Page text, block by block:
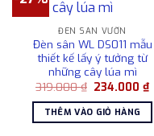
ĐÈN SÂN VƯỜN
Đèn sân WL DS011 mẫu
thiết kế lấy ý tưởng từ
những cây lúa mì
319.000₫ Giá
là:
319.000 ₫.
234.000₫
tại
THÊM VÀO GIỎ HÀNG